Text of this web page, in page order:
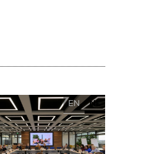
EN NL